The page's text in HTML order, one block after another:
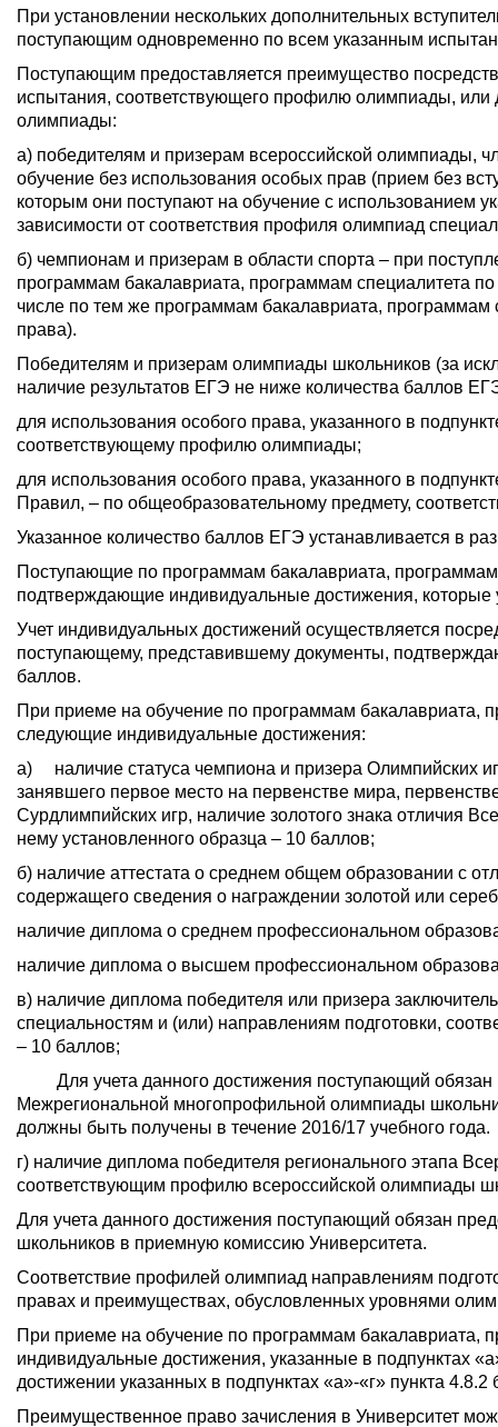
При установлении нескольких дополнительных
поступающим одновременно по всем указанным
Поступающим предоставляется преимущество
испытания, соответствующего профилю олимпиады, или
олимпиады:
а) победителям и призерам всероссийской олимпиады,
обучение без использования особых прав (прием без
которым они поступают на обучение с использованием
зависимости от соответствия профиля олимпиад
б) чемпионам и призерам в области спорта – при
программам бакалавриата, программам специалитета
числе по тем же программам бакалавриата, программам
права).
Победителям и призерам олимпиады школьников (за
наличие результатов ЕГЭ не ниже количества баллов
для использования особого права, указанного в
соответствующему профилю олимпиады;
для использования особого права, указанного в
Правил, – по общеобразовательному предмету,
Указанное количество баллов ЕГЭ устанавливается в
Поступающие по программам бакалавриата,
подтверждающие индивидуальные достижения, которые
Учет индивидуальных достижений осуществляется
поступающему, представившему документы,
баллов.
При приеме на обучение по программам бакалавриата,
следующие индивидуальные достижения:
а) наличие статуса чемпиона и призера Олимпийских
занявшего первое место на первенстве мира,
Сурдлимпийских игр, наличие золотого знака отличия
нему установленного образца – 10 баллов;
б) наличие аттестата о среднем общем образовании с
содержащего сведения о награждении золотой или
наличие диплома о среднем профессиональном
наличие диплома о высшем профессиональном
в) наличие диплома победителя или призера
специальностям и (или) направлениям подготовки,
– 10 баллов;
Для учета данного достижения поступающий обязан
Межрегиональной многопрофильной олимпиады
должны быть получены в течение 2016/17 учебного года.
г) наличие диплома победителя регионального этапа
соответствующим профилю всероссийской олимпиады
Для учета данного достижения поступающий обязан
школьников в приемную комиссию Университета.
Соответствие профилей олимпиад направлениям
правах и преимуществах, обусловленных уровнями
При приеме на обучение по программам бакалавриата,
индивидуальные достижения, указанные в подпунктах
достижении указанных в подпунктах «а»-«г» пункта
Преимущественное право зачисления в Университет